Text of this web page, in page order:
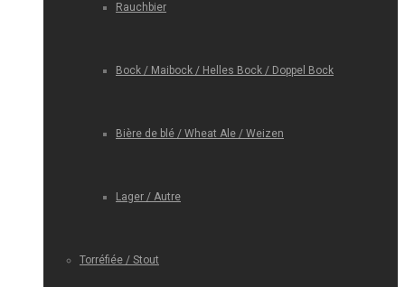
Rauchbier
Bock / Maibock / Helles Bock / Doppel Bock
Bière de blé / Wheat Ale / Weizen
Lager / Autre
Torréfiée / Stout